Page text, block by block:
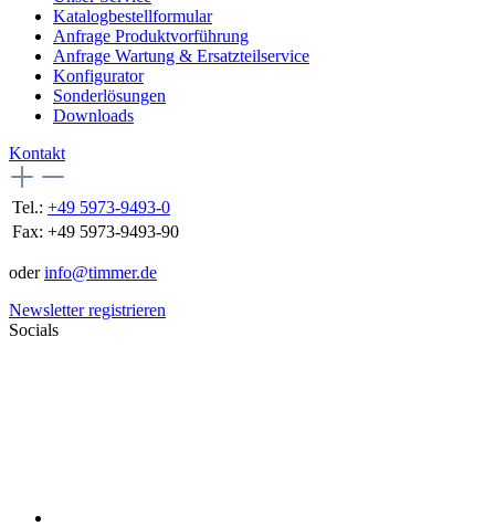
Katalogbestellformular
Anfrage Produktvorführung
Anfrage Wartung & Ersatzteilservice
Konfigurator
Sonderlösungen
Downloads
Kontakt
Tel.: +49 5973-9493-0
Fax: +49 5973-9493-90
oderinfo@timmer.de
Newsletter registrieren
Socials